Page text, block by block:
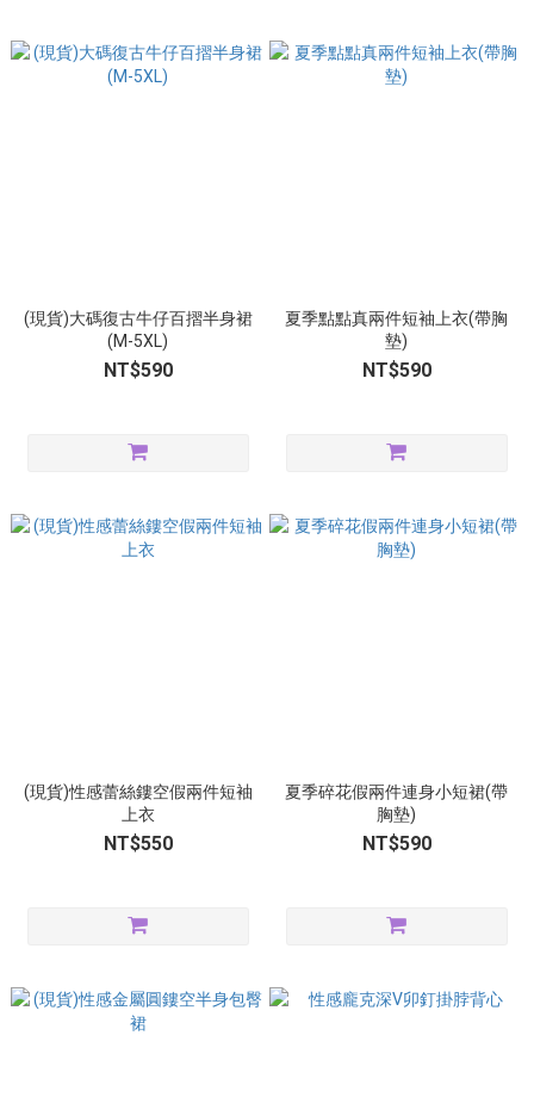
(現貨)大碼復古牛仔百摺半身裙
(M-5XL)
NT$590
夏季點點真兩件短袖上衣(帶胸
墊)
NT$590
(現貨)性感蕾絲鏤空假兩件短袖
上衣
NT$550
夏季碎花假兩件連身小短裙(帶
胸墊)
NT$590